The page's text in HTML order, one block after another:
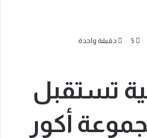
5 دقيقة واحدة
تستقبل
أكور